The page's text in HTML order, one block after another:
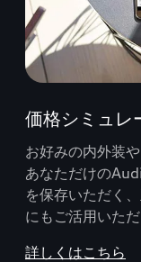
価格シミュレ
お好みの内外装
あなただけの
を保存いただく
にもご活用いただ
詳しくはこちら